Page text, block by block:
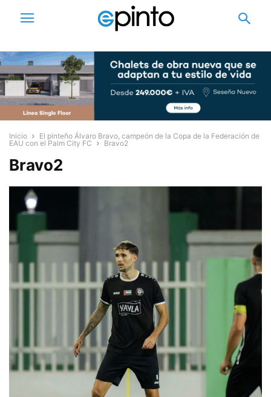
Inicio
El pinteño Álvaro Bravo, campeón de la Copa de la Federación de
EAU con el Palm City FC
Bravo2
Bravo2